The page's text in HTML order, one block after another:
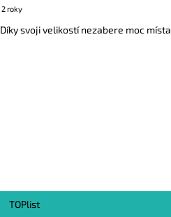
2 roky
svoji velikostí nezabere moc místa